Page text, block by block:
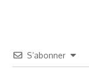
S’abonner